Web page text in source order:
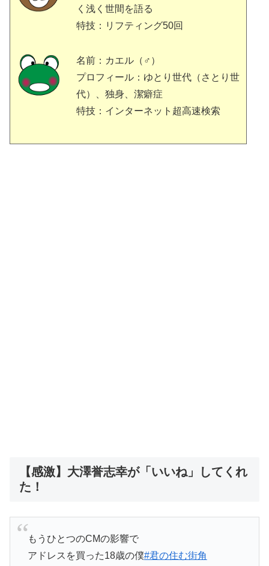
く浅く世間を語る
特技：リフティング50回
名前：カエル（♂）
プロフィール：ゆとり世代（さとり世
代）、独身、潔癖症
特技：インターネット超高速検索
【感激】大澤誉志幸が「いいね」してくれ
た！
もうひとつのCMの影響で
アドレスを買った18歳の僕#君の住む街角